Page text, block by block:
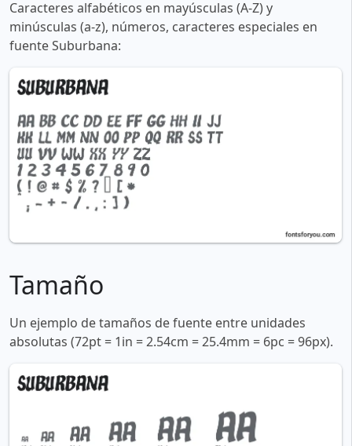
Caracteres alfabéticos en mayúsculas (A-Z) y
minúsculas (a-z), números, caracteres especiales en
fuente Suburbana:
Tamaño
Un ejemplo de tamaños de fuente entre unidades
absolutas (72pt = 1in = 2.54cm = 25.4mm = 6pc = 96px).